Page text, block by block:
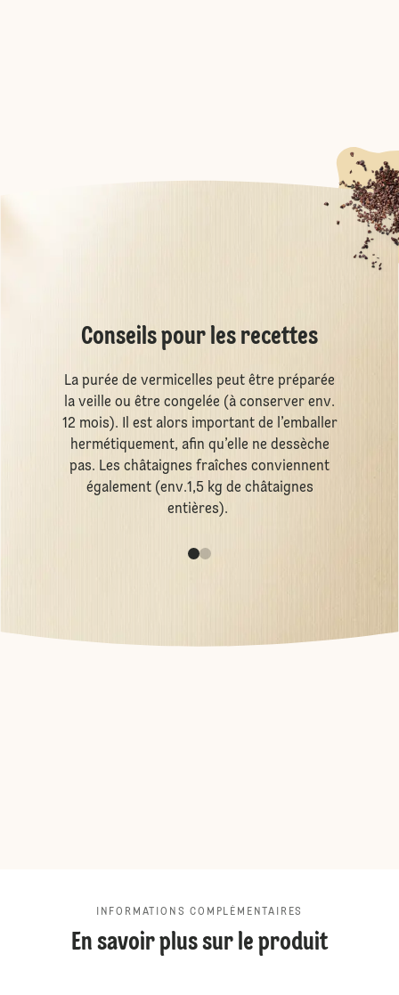
Conseils pour les recettes
La purée de vermicelles peut être préparée
la veille ou être congelée (à conserver env.
12 mois). Il est alors important de l’emballer
hermétiquement, afin qu’elle ne dessèche
pas. Les châtaignes fraîches conviennent
également (env.1,5 kg de châtaignes
entières).
INFORMATIONS COMPLÉMENTAIRES
En savoir plus sur le produit